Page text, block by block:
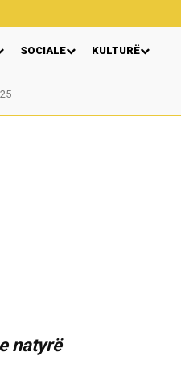
SOCIALE KULTURË